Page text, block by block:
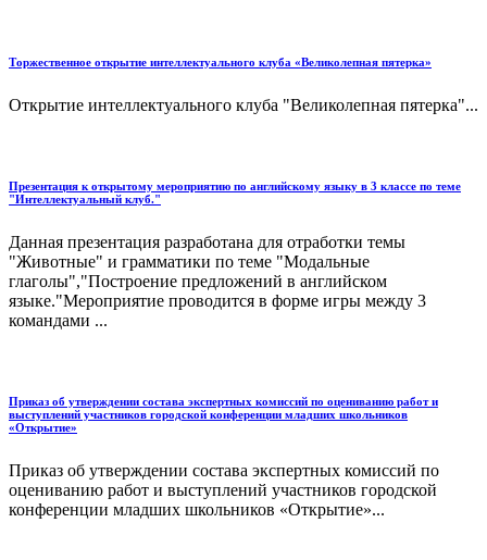
Торжественное открытие интеллектуального клуба «Великолепная пятерка»
Открытие интеллектуального клуба "Великолепная пятерка"...
Презентация к открытому мероприятию по английскому языку в 3 классе по теме
"Интеллектуальный клуб."
Данная презентация разработана для отработки темы
"Животные" и грамматики по теме "Модальные
глаголы","Построение предложений в английском
языке."Мероприятие проводится в форме игры между 3
командами ...
Приказ об утверждении состава экспертных комиссий по оцениванию работ и
выступлений участников городской конференции младших школьников
«Открытие»
Приказ об утверждении состава экспертных комиссий по
оцениванию работ и выступлений участников городской
конференции младших школьников «Открытие»...